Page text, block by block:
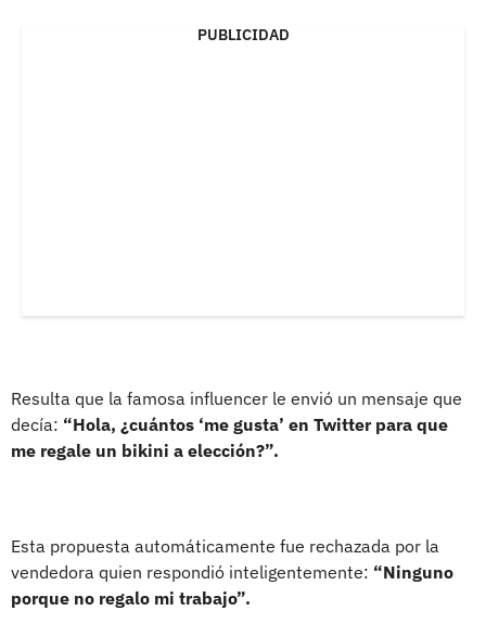
PUBLICIDAD
Resulta que la famosa influencer le envió un mensaje que
decía: “Hola, ¿cuántos ‘me gusta’ en Twitter para que
me regale un bikini a elección?”.
Esta propuesta automáticamente fue rechazada por la
vendedora quien respondió inteligentemente: “Ninguno
porque no regalo mi trabajo”.